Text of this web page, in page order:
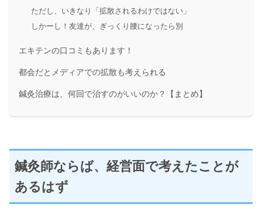
ただし、いきなり「拡散されるわけではない」
しかーし！友達が、ぎっくり腰になったら別
エキテンの口コミもあります！
都会だとメディアでの拡散も考えられる
鍼灸治療は、何回で治すのがいいのか？【まとめ】
鍼灸師ならば、経営面で考えたことが
あるはず